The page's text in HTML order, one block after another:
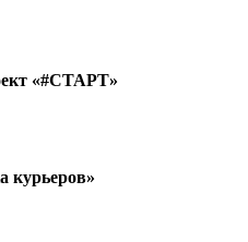
«#СТАРТ»
курьеров»